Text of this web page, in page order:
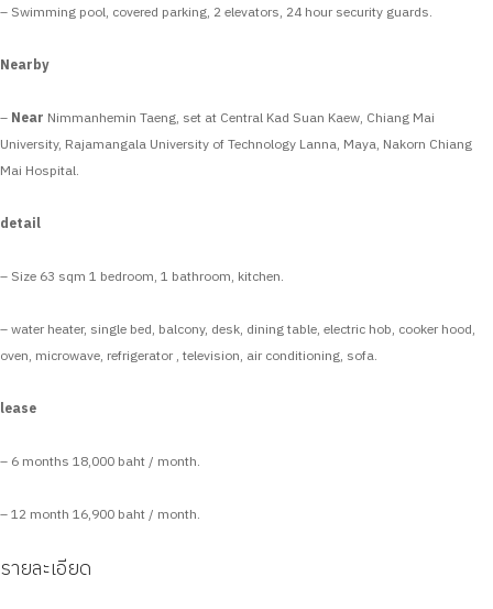
– Swimming pool, covered parking, 2 elevators, 24 hour security guards.
Nearby
– Near Nimmanhemin Taeng, set at Central Kad Suan Kaew, Chiang Mai
University, Rajamangala University of Technology Lanna, Maya, Nakorn Chiang
Mai Hospital.
detail
– Size 63 sqm 1 bedroom, 1 bathroom, kitchen.
– water heater, single bed, balcony, desk, dining table, electric hob, cooker hood,
oven, microwave, refrigerator , television, air conditioning, sofa.
lease
– 6 months 18,000 baht / month.
– 12 month 16,900 baht / month.
รายละเอียด